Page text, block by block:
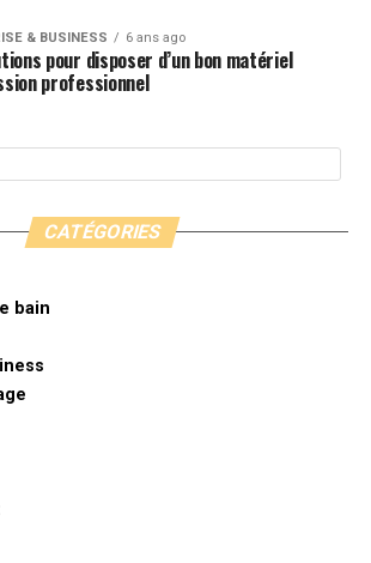
& BUSINESS 6 ans ago
pour disposer d’un bon matériel
professionnel
CATÉGORIES
bain